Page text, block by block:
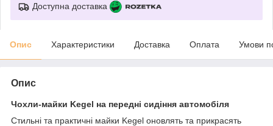
Доступна доставка
Опис Характеристики Доставка Оплата Умови
Опис
Чохли-майки Kegel на передні сидіння автомобіля
Стильні та практичні майки Kegel оновлять та прикрасять